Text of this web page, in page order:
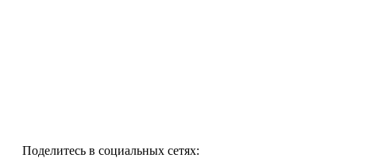
Поделитесь в социальных сетях: